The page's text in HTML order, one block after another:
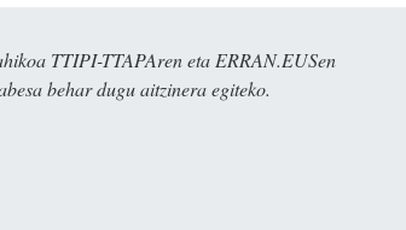
TTIPI-TTAPAren eta ERRAN.EUSen
behar dugu aitzinera egiteko.